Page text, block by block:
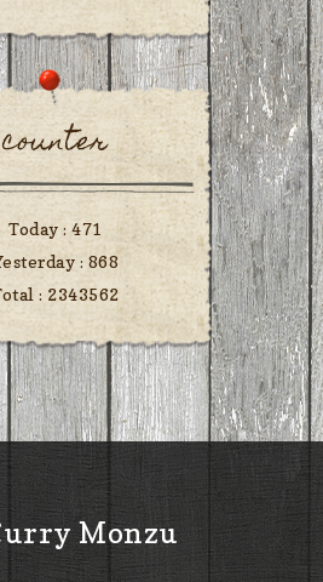
counter
Today :471
: 868
: 2343562
Monzu